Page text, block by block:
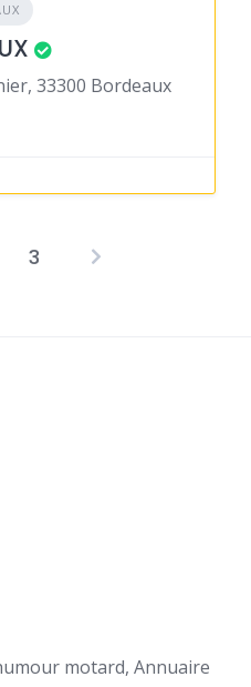
33300 Bordeaux
Pagination
3
motard, Annuaire